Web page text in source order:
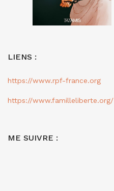
LIENS :
https://www.rpf-france.org
https://www.familleliberte.org/
ME SUIVRE :